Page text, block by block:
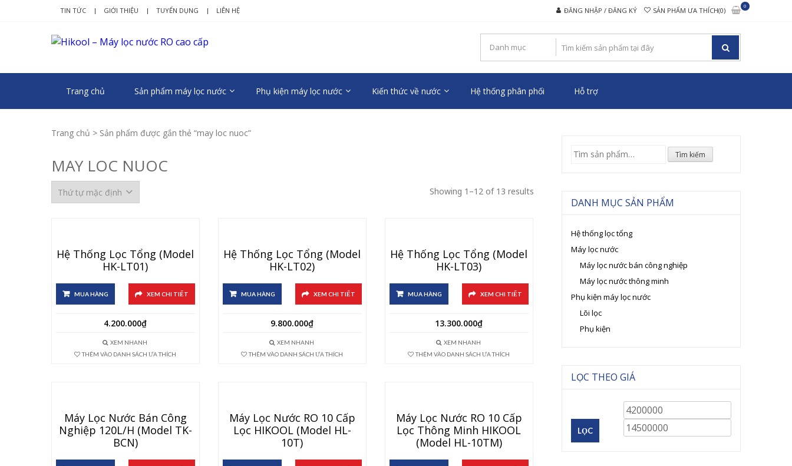
TIN TỨC GIỚI THIỆU TUYỂN DỤNG LIÊN HỆ ĐĂNG NHẬP / ĐĂNG KÝ SẢN PHẨM ƯA THÍCH(0)
0
HIKOOL – MÁY LỌC NƯỚC RO CAO CẤP
Trang chủ Sản phẩm máy lọc nước Phụ kiện máy lọc nước Kiến thức về nước Hệ thống phân phối Hỗ trợ
Trang chủ > Sản phẩm được gắn thẻ “may loc nuoc”
MAY LOC NUOC
Showing 1–12 of 13 results
Hệ Thống Lọc Tổng (Model
HK-LT01)
MUA HÀNG XEM CHI TIẾT
4.200.000₫
XEM NHANH
THÊM VÀO DANH SÁCH ƯA THÍCH
Hệ Thống Lọc Tổng (Model
HK-LT02)
MUA HÀNG XEM CHI TIẾT
9.800.000₫
XEM NHANH
THÊM VÀO DANH SÁCH ƯA THÍCH
Hệ Thống Lọc Tổng (Model
HK-LT03)
MUA HÀNG XEM CHI TIẾT
13.300.000₫
XEM NHANH
THÊM VÀO DANH SÁCH ƯA THÍCH
Máy Lọc Nước Bán Công
Nghiệp 120L/h (Model TK-
BCN)
Máy Lọc Nước RO 10 Cấp
Lọc HIKOOL (Model HL-
10T)
Máy Lọc Nước RO 10 Cấp
Lọc Thông Minh HIKOOL
(Model HL-10TM)
Tìm
Tìm kiếm
DANH MỤC SẢN PHẨM
Hệ thống lọc tổng
Máy lọc nước
Máy lọc nước bán công nghiệp
Máy lọc nước thông minh
Phụ kiện máy lọc nước
Lõi lọc
Phụ kiện
LỌC THEO GIÁ
LỌC